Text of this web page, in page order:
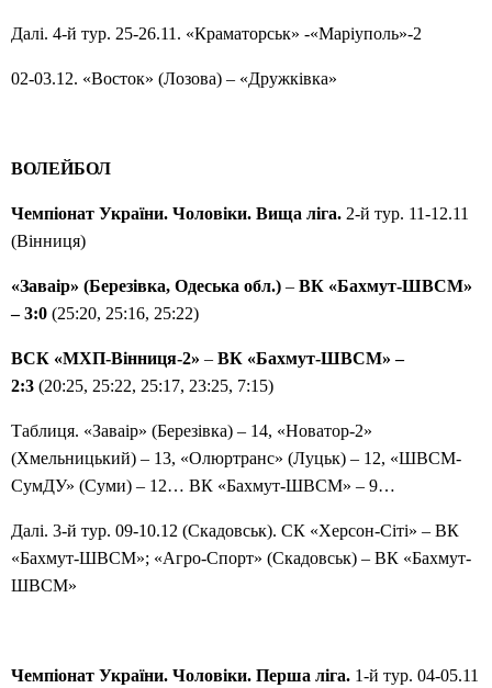
Далі. 4-й тур. 25-26.11. «Краматорськ» -«Маріуполь»-2
02-03.12. «Восток» (Лозова) – «Дружківка»
ВОЛЕЙБОЛ
Чемпіонат України. Чоловіки. Вища ліга. 2-й тур. 11-12.11
(Вінниця)
«Заваір» (Березівка, Одеська обл.) – ВК «Бахмут-ШВСМ»
– 3:0 (25:20, 25:16, 25:22)
ВСК «МХП-Вінниця-2» – ВК «Бахмут-ШВСМ» –
2:3 (20:25, 25:22, 25:17, 23:25, 7:15)
Таблиця. «Заваір» (Березівка) – 14, «Новатор-2»
(Хмельницький) – 13, «Олюртранс» (Луцьк) – 12, «ШВСМ-
СумДУ» (Суми) – 12… ВК «Бахмут-ШВСМ» – 9…
Далі. 3-й тур. 09-10.12 (Скадовськ). СК «Херсон-Сіті» – ВК
«Бахмут-ШВСМ»; «Агро-Спорт» (Скадовськ) – ВК «Бахмут-
ШВСМ»
Чемпіонат України. Чоловіки. Перша ліга. 1-й тур. 04-05.11